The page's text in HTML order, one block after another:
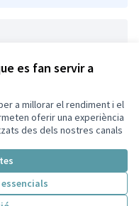
es fan servir a
a millorar el rendiment i el
oferir una experiència
des dels nostres canals
Instagram
a YouTube
Amb
(Enllaç